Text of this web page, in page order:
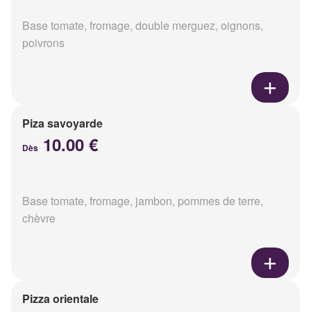
Base tomate, fromage, double merguez, oignons,
poivrons
Piza savoyarde
Dès 10.00 €
Base tomate, fromage, jambon, pommes de terre,
chèvre
Pizza orientale